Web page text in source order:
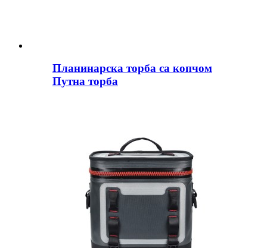
Планинарска торба са копчом
Путна торба